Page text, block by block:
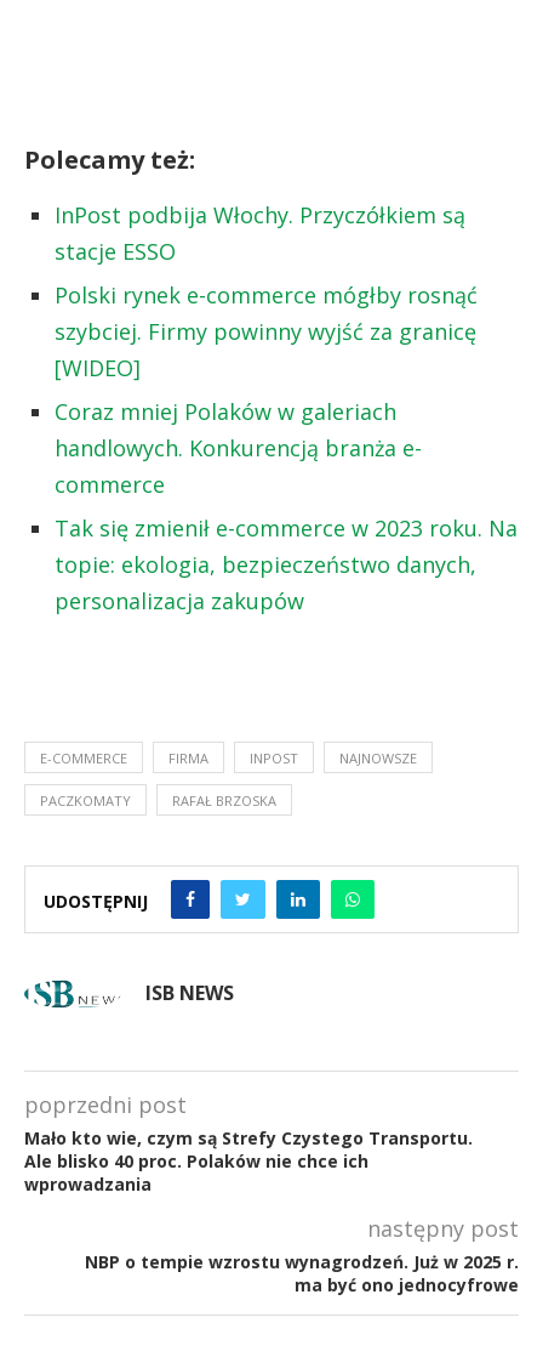
Polecamy też:
InPost podbija Włochy. Przyczółkiem są
stacje ESSO
Polski rynek e-commerce mógłby rosnąć
szybciej. Firmy powinny wyjść za granicę
[WIDEO]
Coraz mniej Polaków w galeriach
handlowych. Konkurencją branża e-
commerce
Tak się zmienił e-commerce w 2023 roku. Na
topie: ekologia, bezpieczeństwo danych,
personalizacja zakupów
E-COMMERCE FIRMA INPOST NAJNOWSZE
PACZKOMATY RAFAŁ BRZOSKA
UDOSTĘPNIJ
ISB NEWS
poprzedni post
Mało kto wie, czym są Strefy Czystego Transportu.
Ale blisko 40 proc. Polaków nie chce ich
wprowadzania
następny post
NBP o tempie wzrostu wynagrodzeń. Już w 2025 r.
ma być ono jednocyfrowe